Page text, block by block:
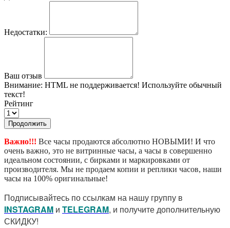
Недостатки:
Ваш отзыв
Внимание: HTML не поддерживается! Используйте обычный
текст!
Рейтинг
Продолжить
Важно!!! Все часы продаются абсолютно НОВЫМИ! И что
очень важно, это не витринные часы, а часы в совершенно
идеальном состоянии, с бирками и маркировками от
производителя. Мы не продаем копии и реплики часов, наши
часы на 100% оригинальные!
Подписывайтесь по ссылкам на нашу группу в
INSTAGRAM и TELEGRAM, и получите дополнительную
СКИДКУ!